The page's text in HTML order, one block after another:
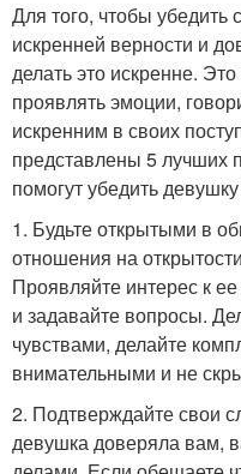
Для того, чтобы убедить
искренней верности и
делать это искренне.
проявлять эмоции,
искренним в своих
представлены 5 лучших
помогут убедить
1. Будьте открытыми в
отношения на
Проявляйте интерес к
и задавайте вопросы.
чувствами, делайте
внимательными и не
2. Подтверждайте свои
девушка доверяла вам,